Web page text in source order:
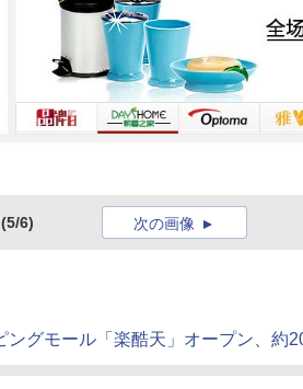
(5/6) 次の画像
ングモール「楽酷天」オープン、約